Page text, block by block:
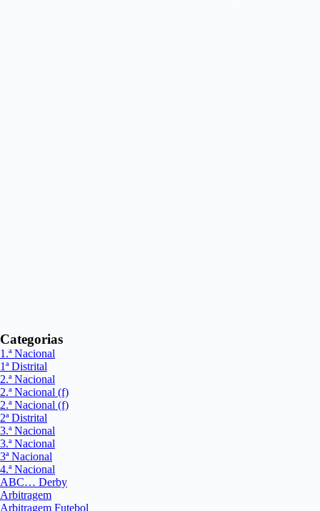
Categorias
1.ª Nacional
1ª Distrital
2.ª Nacional
2.ª Nacional (f)
2.ª Nacional (f)
2ª Distrital
3.ª Nacional
3.ª Nacional
3ª Nacional
4.ª Nacional
ABC… Derby
Arbitragem
Arbitragem Futebol